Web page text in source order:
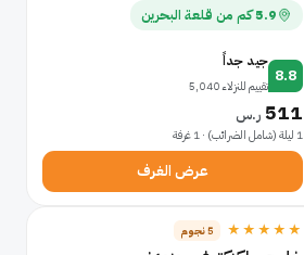
5.9 كم من قلعة البحرين
8.8
جيد جداً
تقييم للنزلاء 5,040
511 ر.س
1 ليلة (شامل الضرائب) · 1 غرفة
عرض الغرف
★★★★★ 5 نجوم